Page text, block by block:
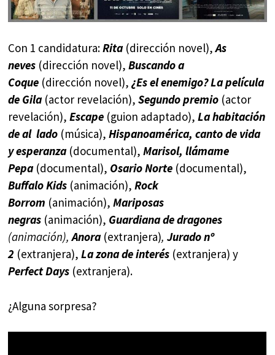
Con 1 candidatura:Rita (dirección novel),As
neves (dirección novel),Buscando a
Coque (dirección novel),¿Es el enemigo? La película
de Gila (actor revelación),Segundo premio (actor
revelación),Escape (guion adaptado),La habitación
de al lado (música),Hispanoamérica, canto de vida
y esperanza(documental),Marisol, llámame
Pepa (documental), Osario Norte (documental),
Buffalo Kids (animación),Rock
Borrom (animación),Mariposas
negras (animación), Guardiana de dragones
(animación),Anora (extranjera),Jurado nº
2 (extranjera),La zona de interés (extranjera) y
Perfect Days (extranjera).
¿Alguna sorpresa?